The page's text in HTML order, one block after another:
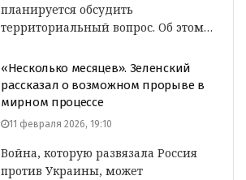
планируется обсудить
территориальный вопрос. Об этом…
«Несколько месяцев». Зеленский
рассказал о возможном прорыве в
мирном процессе
11 февраля 2026, 19:10
Война, которую развязала Россия
против Украины, может